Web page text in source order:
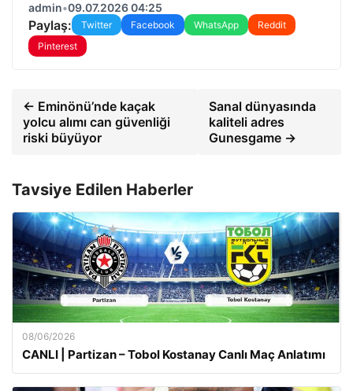
admin•09.07.2026 04:25
Paylaş: Twitter Facebook WhatsApp
Reddit
Pinterest
← Eminönü’nde kaçak
yolcu alımı can güvenliği
riski büyüyor
Sanal dünyasında
kaliteli adres
Gunesgame →
Tavsiye Edilen Haberler
08/06/2026
CANLI | Partizan – Tobol Kostanay Canlı Maç Anlatımı